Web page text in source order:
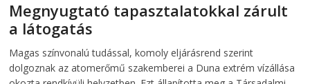
Megnyugtató tapasztalatokkal zárult
a látogatás
Magas színvonalú tudással, komoly eljárásrend szerint
dolgoznak az atomerőmű szakemberei a Duna extrém vízállása